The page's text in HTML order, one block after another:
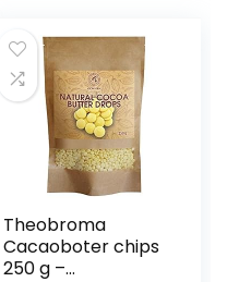
Theobroma
Cacaoboter chips
250 g –